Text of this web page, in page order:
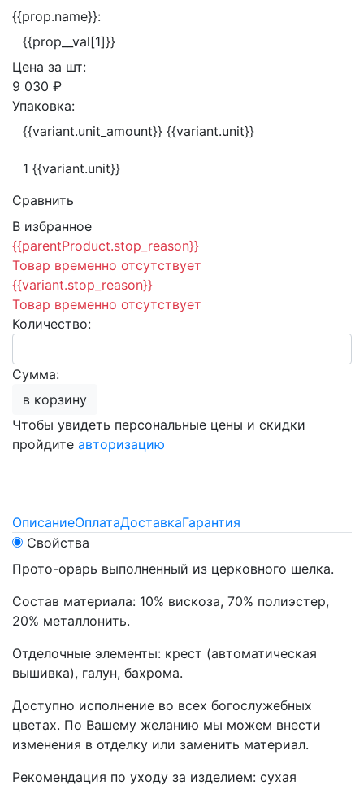
{{prop.name}}:
{{prop__val[1]}}
Цена за шт:
9 030 ₽
Упаковка:
{{variant.unit_amount}} {{variant.unit}}
1 {{variant.unit}}
Сравнить
В избранное
{{parentProduct.stop_reason}}
Товар временно отсутствует
{{variant.stop_reason}}
Товар временно отсутствует
Количество:
Сумма:
в корзину
Чтобы увидеть персональные цены и скидки
пройдите авторизацию
ОписаниеОплатаДоставкаГарантия
Свойства
Прото-орарь выполненный из церковного шелка.
Состав материала: 10% вискоза, 70% полиэстер,
20% металлонить.
Отделочные элементы: крест (автоматическая
вышивка), галун, бахрома.
Доступно исполнение во всех богослужебных
цветах. По Вашему желанию мы можем внести
изменения в отделку или заменить материал.
Рекомендация по уходу за изделием: сухая